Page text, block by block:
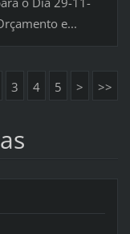
e...
3 4 5 > >>